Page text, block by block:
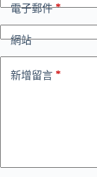
電子郵件*
網站
新增留言 *